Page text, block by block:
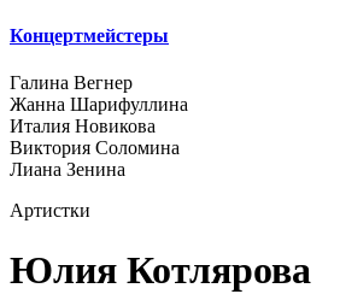
Концертмейстеры
Галина Вегнер
Жанна Шарифуллина
Италия Новикова
Виктория Соломина
Лиана Зенина
Артистки
Юлия Котлярова